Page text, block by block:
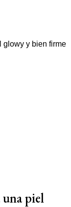
una piel